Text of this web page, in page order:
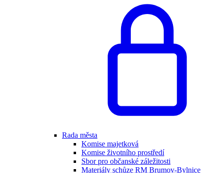
Rada města
Komise majetková
Komise životního prostředí
Sbor pro občanské záležitosti
Materiály schůze RM Brumov-Bylnice